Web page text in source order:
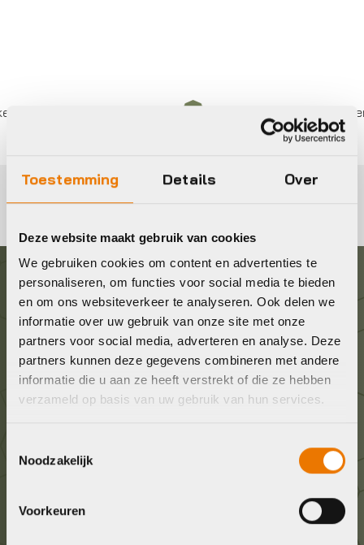
Toestemming Details Over
Deze website maakt gebruik van cookies
We gebruiken cookies om content en advertenties te
personaliseren, om functies voor social media te bieden
en om ons websiteverkeer te analyseren. Ook delen we
informatie over uw gebruik van onze site met onze
partners voor social media, adverteren en analyse. Deze
partners kunnen deze gegevens combineren met andere
informatie die u aan ze heeft verstrekt of die ze hebben
verzameld op basis van uw gebruik van hun services.
Noodzakelijk
Voorkeuren
betalen, Eigen werkplaats met
Graag in contact komen?
Wij staan voor je klaar! Neem contact op via de
onderstaande gegevens.
Stuur ons een e-mail
036 5304422